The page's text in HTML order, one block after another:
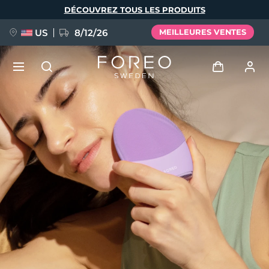
DÉCOUVREZ TOUS LES PRODUITS
US 8/12/26 MEILLEURES VENTES
Profil de l'utilisateur
Mes appareils
Mes commandes
Mes adresses
Mes abonnements
NOUVEAU
FAQ™ Pure Beauty-Tech Elixir
BREAKING NEWS
issa™ Teeth Whitening Set
Langue
English Deutsch
Español
Français
Italiano
Português
Svenska
Русский
Türkçe
简体中文 繁體中文